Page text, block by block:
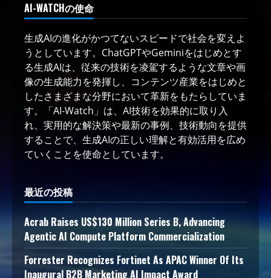
AI-WATCHの使命
生成AIの進化がかつてないスピードで社会を変えよ
うとしています。ChatGPTやGeminiをはじめとす
る生成AIは、従来の技術を凌駕するような文章や画
像の生成能力を発揮し、コンテンツ産業をはじめと
したさまざまな分野において革新をもたらしていま
す。「AI-Watch」は、AI技術を効果的に取り入
れ、実用的な解決策や最新の事例、技術動向を提供
することで、生成AIの正しい理解と有効活用を広め
ていくことを使命としています。
最近の投稿
Acrab Raises US$130 Million Series B, Advancing
Agentic AI Compute Platform Commercialization
Forrester Recognizes Fortinet As APAC Winner Of Its
Inaugural B2B Marketing AI Impact Award